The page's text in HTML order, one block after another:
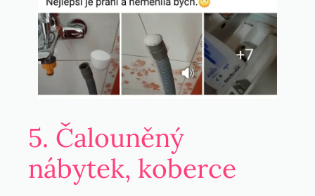
5. Čalouněný
nábytek, koberce